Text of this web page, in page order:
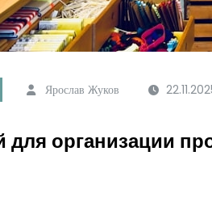
Ярослав Жуков
для организации